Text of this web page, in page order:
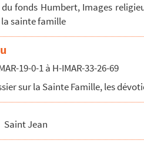
du fonds Humbert, Images
sainte famille
19-0-1 à H-IMAR-33-26-69
sur la Sainte Famille, les
Saint Jean